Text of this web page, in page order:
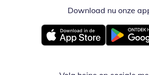
Download nu onze
Opent in nieuw venster
Opent in